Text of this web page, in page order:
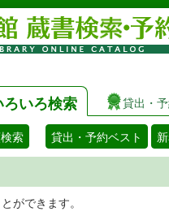
ろいろ検索 貸出・
索 貸出・予約ベスト
検索することがで